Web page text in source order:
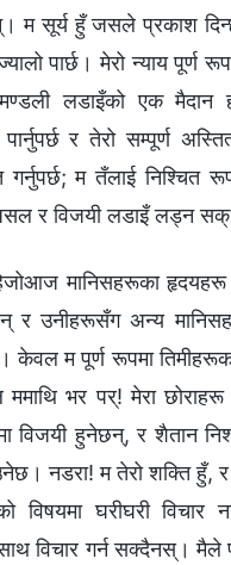
म सूर्य हुँ जसले प्रकाश
पार्छ। मेरो न्याय पूर्ण
लडाइँको एक मैदान
र तेरो सम्पूर्ण
गर्नुपर्छ; म तँलाई निश्चित
र विजयी लडाइँ लड्न
मानिसहरूका हृदयहरू
र उनीहरूसँग अन्य
केवल म पूर्ण रूपमा
भर पर्! मेरा छोराहरू
विजयी हुनेछन्, र शैतान
नडरा! म तेरो शक्ति हुँ,
विषयमा घरीघरी
विचार गर्न सक्दैनस्।